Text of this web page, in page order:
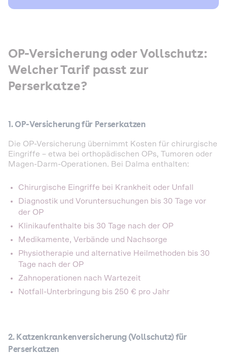
OP-Versicherung oder Vollschutz:
Welcher Tarif passt zur
Perserkatze?
1. OP-Versicherung für Perserkatzen
Die OP-Versicherung übernimmt Kosten für chirurgische
Eingriffe – etwa bei orthopädischen OPs, Tumoren oder
Magen-Darm-Operationen. Bei Dalma enthalten:
Chirurgische Eingriffe bei Krankheit oder Unfall
Diagnostik und Voruntersuchungen bis 30 Tage vor
der OP
Klinikaufenthalte bis 30 Tage nach der OP
Medikamente, Verbände und Nachsorge
Physiotherapie und alternative Heilmethoden bis 30
Tage nach der OP
Zahnoperationen nach Wartezeit
Notfall-Unterbringung bis 250 € pro Jahr
2. Katzenkrankenversicherung (Vollschutz) für
Perserkatzen